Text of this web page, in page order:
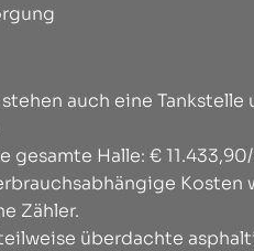
auch eine
Halle: €
Kosten
Zähler.
überdachte